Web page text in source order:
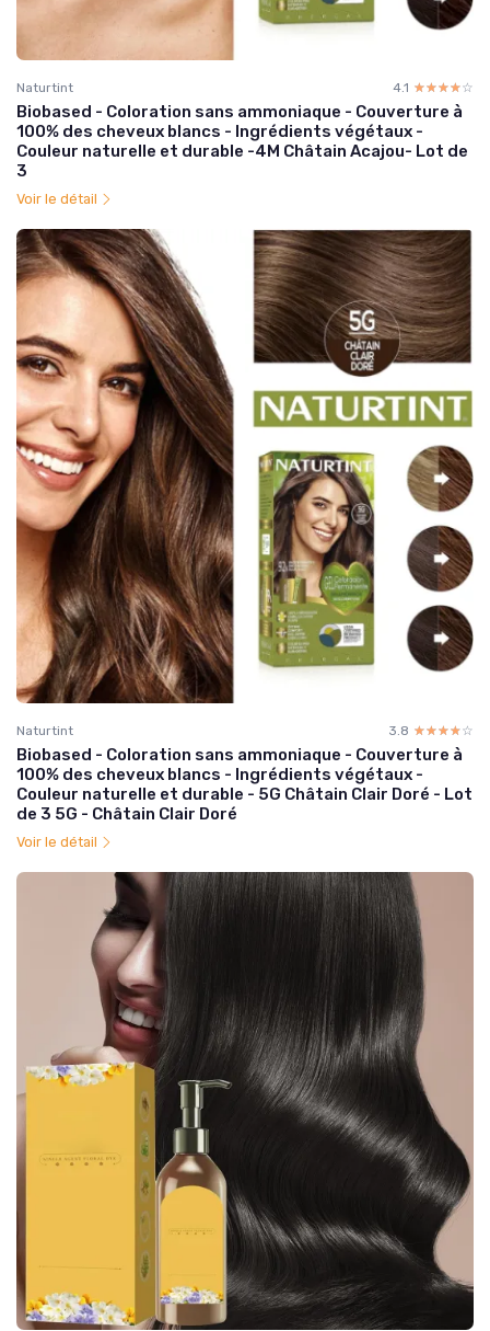
Naturtint 4.1 ☆☆☆☆☆
★★★★★
Biobased - Coloration sans ammoniaque - Couverture à
100% des cheveux blancs - Ingrédients végétaux -
Couleur naturelle et durable -4M Châtain Acajou- Lot de
3
Voir le détail
Naturtint 3.8 ☆☆☆☆☆
★★★★★
Biobased - Coloration sans ammoniaque - Couverture à
100% des cheveux blancs - Ingrédients végétaux -
Couleur naturelle et durable - 5G Châtain Clair Doré - Lot
de 3 5G - Châtain Clair Doré
Voir le détail